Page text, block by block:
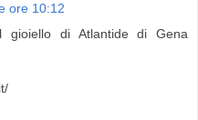
ore 10:12
gioiello di Atlantide di Gena